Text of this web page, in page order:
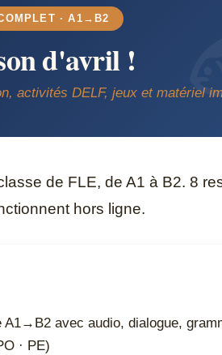
· A1→B2
d'avril !
activités DELF, jeux et matériel
de FLE, de A1 à B2. 8
hors ligne.
avec audio, dialogue,
· PE)